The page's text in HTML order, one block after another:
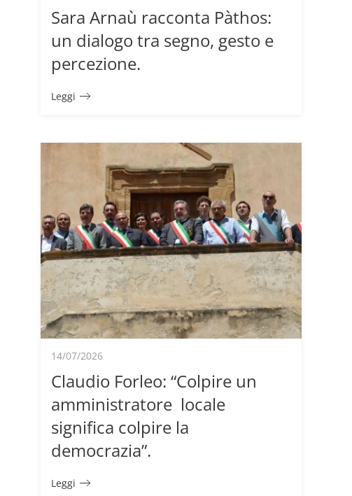
Sara Arnaù racconta Pàthos:
un dialogo tra segno, gesto e
percezione.
Leggi
14/07/2026
Claudio Forleo: “Colpire un
amministratore locale
significa colpire la
democrazia”.
Leggi